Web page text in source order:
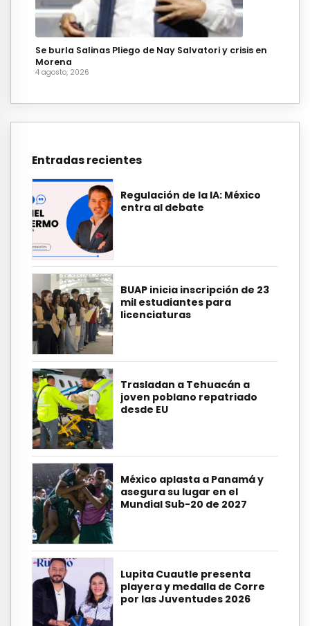
Se burla Salinas Pliego de Nay Salvatori y crisis en
Morena
4 agosto, 2026
Entradas recientes
Regulación de la IA: México
entra al debate
BUAP inicia inscripción de 23
mil estudiantes para
licenciaturas
Trasladan a Tehuacán a
joven poblano repatriado
desde EU
México aplasta a Panamá y
asegura su lugar en el
Mundial Sub-20 de 2027
Lupita Cuautle presenta
playera y medalla de Corre
por las Juventudes 2026